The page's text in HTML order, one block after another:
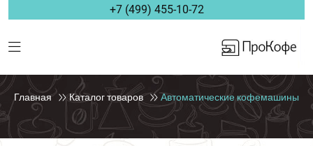
+7 (499) 455-10-72
Главная Каталог товаров Автоматические кофемашины